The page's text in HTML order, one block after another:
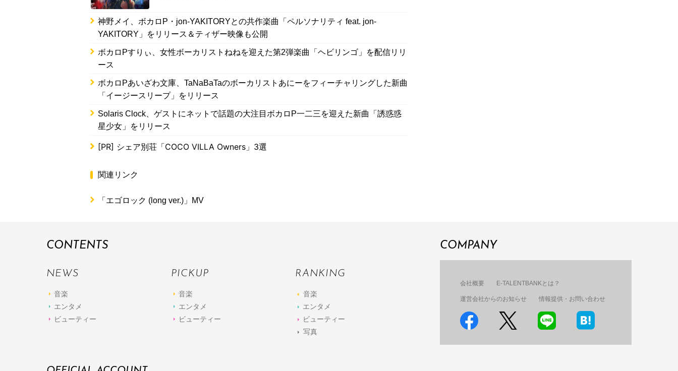
神野メイ、ボカロP・jon-YAKITORYとの共作楽曲「ペルソナリティ feat. jon-
YAKITORY」をリリース＆ティザー映像も公開
ボカロPすりぃ、女性ボーカリストねねを迎えた第2弾楽曲「ヘビリンゴ」を配信リリ
ース
ボカロPあいざわ文庫、TaNaBaTaのボーカリストあにーをフィーチャリングした新曲
「イージースリープ」をリリース
Solaris Clock、ゲストにネットで話題の大注目ボカロP一二三を迎えた新曲「誘惑惑
星少女」をリリース
[PR] シェア別荘「COCO VILLA Owners」3選
関連リンク
「エゴロック (long ver.)」MV
CONTENTS
NEWS
音楽
エンタメ
ビューティー
PICKUP
音楽
エンタメ
ビューティー
RANKING
音楽
エンタメ
ビューティー
写真
COMPANY
会社概要 E-TALENTBANKとは？
運営会社からのお知らせ 情報提供・お問い合わせ